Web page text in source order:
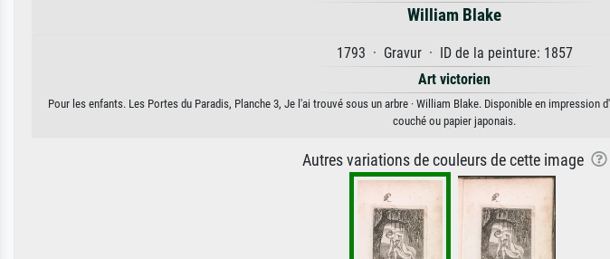
William Blake
1793 · Gravur · ID de la peinture: 1857
Art victorien
Pour les enfants. Les Portes du Paradis, Planche 3, Je l'ai trouvé sous un arbre · William Blake. Disponible en
couché ou papier japonais.
Autres variations de couleurs de cette image